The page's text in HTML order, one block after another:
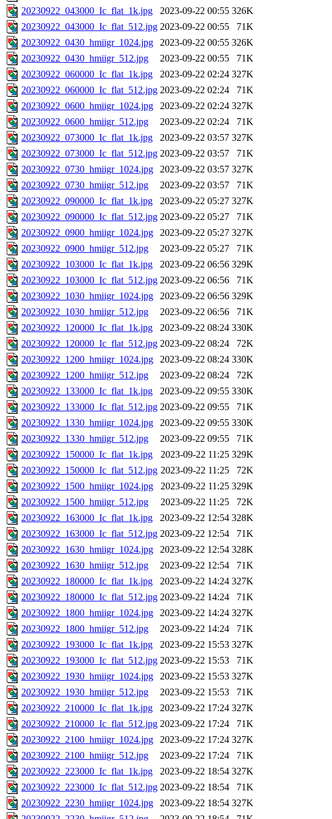
20230922_043000_Ic_flat_1k.jpg
2023-09-22 00:55 326K
20230922_043000_Ic_flat_512.jpg 2023-09-22 00:55
71K
20230922_0430_hmiigr_1024.jpg
2023-09-22 00:55 326K
20230922_0430_hmiigr_512.jpg
2023-09-22 00:55
71K
20230922_060000_Ic_flat_1k.jpg
2023-09-22 02:24 327K
20230922_060000_Ic_flat_512.jpg 2023-09-22 02:24
71K
20230922_0600_hmiigr_1024.jpg
2023-09-22 02:24 327K
20230922_0600_hmiigr_512.jpg
2023-09-22 02:24
71K
20230922_073000_Ic_flat_1k.jpg
2023-09-22 03:57 327K
20230922_073000_Ic_flat_512.jpg 2023-09-22 03:57
71K
20230922_0730_hmiigr_1024.jpg
2023-09-22 03:57 327K
20230922_0730_hmiigr_512.jpg
2023-09-22 03:57
71K
20230922_090000_Ic_flat_1k.jpg
2023-09-22 05:27 327K
20230922_090000_Ic_flat_512.jpg 2023-09-22 05:27
71K
20230922_0900_hmiigr_1024.jpg
2023-09-22 05:27 327K
20230922_0900_hmiigr_512.jpg
2023-09-22 05:27
71K
20230922_103000_Ic_flat_1k.jpg
2023-09-22 06:56 329K
20230922_103000_Ic_flat_512.jpg 2023-09-22 06:56
71K
20230922_1030_hmiigr_1024.jpg
2023-09-22 06:56 329K
20230922_1030_hmiigr_512.jpg
2023-09-22 06:56
71K
20230922_120000_Ic_flat_1k.jpg
2023-09-22 08:24 330K
20230922_120000_Ic_flat_512.jpg 2023-09-22 08:24
72K
20230922_1200_hmiigr_1024.jpg
2023-09-22 08:24 330K
20230922_1200_hmiigr_512.jpg
2023-09-22 08:24
72K
20230922_133000_Ic_flat_1k.jpg
2023-09-22 09:55 330K
20230922_133000_Ic_flat_512.jpg 2023-09-22 09:55
71K
20230922_1330_hmiigr_1024.jpg
2023-09-22 09:55 330K
20230922_1330_hmiigr_512.jpg
2023-09-22 09:55
71K
20230922_150000_Ic_flat_1k.jpg
2023-09-22 11:25 329K
20230922_150000_Ic_flat_512.jpg 2023-09-22 11:25
72K
20230922_1500_hmiigr_1024.jpg
2023-09-22 11:25 329K
20230922_1500_hmiigr_512.jpg
2023-09-22 11:25
72K
20230922_163000_Ic_flat_1k.jpg
2023-09-22 12:54 328K
20230922_163000_Ic_flat_512.jpg 2023-09-22 12:54
71K
20230922_1630_hmiigr_1024.jpg
2023-09-22 12:54 328K
20230922_1630_hmiigr_512.jpg
2023-09-22 12:54
71K
20230922_180000_Ic_flat_1k.jpg
2023-09-22 14:24 327K
20230922_180000_Ic_flat_512.jpg 2023-09-22 14:24
71K
20230922_1800_hmiigr_1024.jpg
2023-09-22 14:24 327K
20230922_1800_hmiigr_512.jpg
2023-09-22 14:24
71K
20230922_193000_Ic_flat_1k.jpg
2023-09-22 15:53 327K
20230922_193000_Ic_flat_512.jpg 2023-09-22 15:53
71K
20230922_1930_hmiigr_1024.jpg
2023-09-22 15:53 327K
20230922_1930_hmiigr_512.jpg
2023-09-22 15:53
71K
20230922_210000_Ic_flat_1k.jpg
2023-09-22 17:24 327K
20230922_210000_Ic_flat_512.jpg 2023-09-22 17:24
71K
20230922_2100_hmiigr_1024.jpg
2023-09-22 17:24 327K
20230922_2100_hmiigr_512.jpg
2023-09-22 17:24
71K
20230922_223000_Ic_flat_1k.jpg
2023-09-22 18:54 327K
20230922_223000_Ic_flat_512.jpg 2023-09-22 18:54
71K
20230922_2230_hmiigr_1024.jpg
2023-09-22 18:54 327K